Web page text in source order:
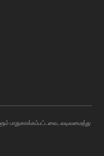
பாதுகாக்கப்பட்டவை. வடிவமைத்து